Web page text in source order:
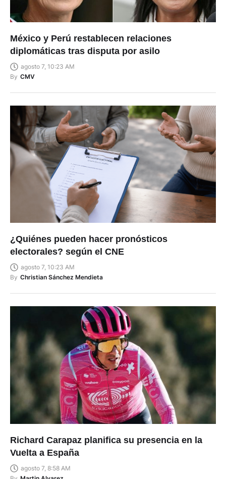
México y Perú restablecen relaciones
diplomáticas tras disputa por asilo
agosto 7, 10:23 AM
By CMV
¿Quiénes pueden hacer pronósticos
electorales? según el CNE
agosto 7, 10:23 AM
By Christian Sánchez Mendieta
Richard Carapaz planifica su presencia en la
Vuelta a España
agosto 7, 8:58 AM